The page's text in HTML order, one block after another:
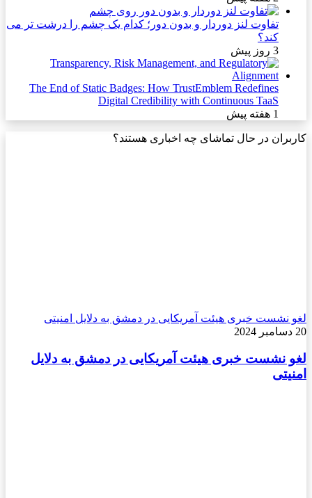
تفاوت لنز دوردار و بدون دور؛ کدام یک چشم را درشت تر می
کند؟
3 روز پیش
The End of Static Badges: How TrustEmblem Redefines
Digital Credibility with Continuous TaaS
1 هفته پیش
کاربران در حال تماشای چه اخباری هستند؟
لغو نشست خبری هیئت آمریکایی در دمشق به دلایل امنیتی
20 دسامبر 2024
لغو نشست خبری هیئت آمریکایی در دمشق به دلایل
امنیتی